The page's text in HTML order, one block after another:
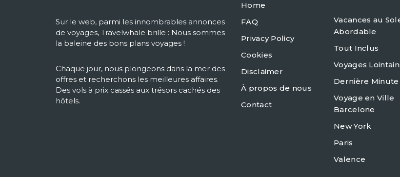
Sur le web, parmi les innombrables annonces
de voyages, Travelwhale brille : Nous sommes
la baleine des bons plans voyages !
Chaque jour, nous plongeons dans la mer des
offres et recherchons les meilleures affaires.
Des vols à prix cassés aux trésors cachés des
hôtels.
Home
FAQ
Privacy Policy
Cookies
Disclaimer
À propos de nous
Contact
Vacances au
Abordable
Tout Inclus
Voyages
Dernière Minute
Voyage en Ville
Barcelone
New York
Paris
Valence